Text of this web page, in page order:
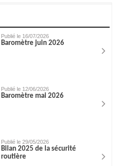
Publié le 16/07/2026
Baromètre juin 2026
Publié le 12/06/2026
Baromètre mai 2026
Publié le 29/05/2026
Bilan 2025 de la sécurité
routière